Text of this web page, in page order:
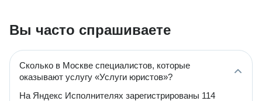
Вы часто спрашиваете
Сколько в Москве специалистов, которые
оказывают услугу «Услуги юристов»?
На Яндекс Исполнителях зарегистрированы 114